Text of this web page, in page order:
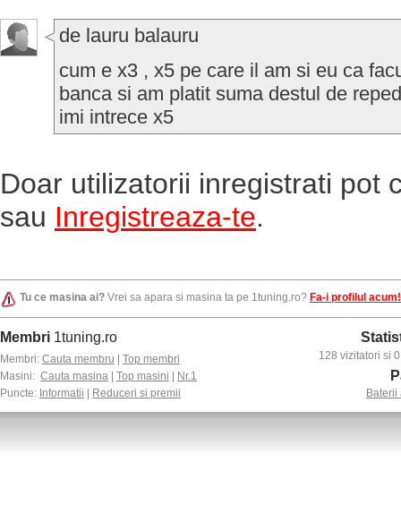
de lauru balauru
cum e x3 , x5 pe care il am si eu ca
banca si am platit suma destul de
imi intrece x5
Doar utilizatorii inregistrati pot
sau Inregistreaza-te.
Tu ce masina ai? Vrei sa apara si masina ta pe 1tuning.ro? Fa-i profilul acum!
Membri 1tuning.ro
Membri: Cauta membru
Top membri
Masini: Cauta masina Top masini
Nr.1
Puncte: Informatii Reduceri si premii
128 vizitatori si